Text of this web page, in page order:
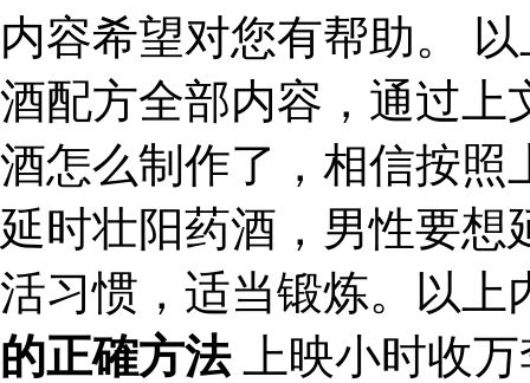
内容希望对您有帮助。
酒配方全部内容，通过上
酒怎么制作了，相信按照
延时壮阳药酒，男性要想
活习惯，适当锻炼。以上
的正確方法上映小时收万